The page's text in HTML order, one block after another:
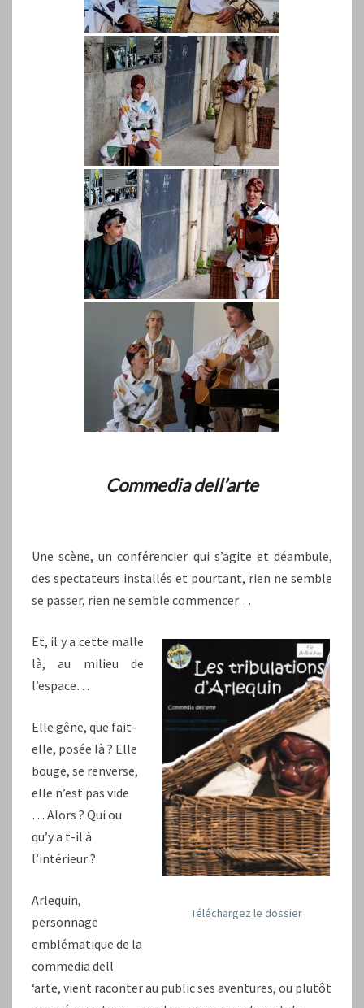
Commedia dell’arte
Une scène, un conférencier qui s’agite et déambule,
des spectateurs installés et pourtant, rien ne semble
se passer, rien ne semble commencer…
Téléchargez le dossier
Et, il y a cette malle
là, au milieu de
l’espace…
Elle gêne, que fait-
elle, posée là ? Elle
bouge, se renverse,
elle n’est pas vide
… Alors ? Qui ou
qu’y a t-il à
l’intérieur ?
Arlequin,
personnage
emblématique de la
commedia dell
‘arte, vient raconter au public ses aventures, ou plutôt